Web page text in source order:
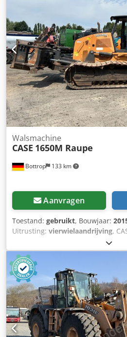
Versnellingsbak: Volautomatische
Dieseltank: 1 Tankinhoud: 400 L
stoel: ? Schijfrem: Natrem
650/75R38 - 520/70R34 Profiel %
Gereedschapskist: ? Hydraulisch
Samson Tankinhoud: 8000 L
Hogedrukcapaciteit: 122 l/min -
Am Ueck Vacuümpomp: Samson
Bottrop 133 km
Walsmachine
CASE 1650M Raupe
Aanvragen
Toestand: gebruikt, Bouwjaar:
Uitrusting: vierwielaandrijving,
1650M Djdpfxjzhyrmj Am Ueck
Vermogen: 122 kW Bedrijfsuren:
Stoelverwarming - Airconditioning
ripper met 3 tanden - Voorste
roosters - Schuifblad (hydraulisch
ondersteunen u graag ook op het
financiering/leasing met onze
zonder garantie. Wijzigingen en
voorbehouden.